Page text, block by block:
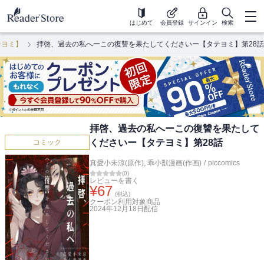
はじめて 会員登録 サインイン 検索
ミ】 拝啓、過去の私へーこの復讐を果たしてくださいー【タテヨミ】第28話
コミック
拝啓、過去の私へーこの復讐を果たして
くださいー【タテヨミ】第28話
真愛小未涼(原作), 乖小獣漫画(作画) / piccomics
(0)
レビューを書く
¥67 (税込)
クーポン利用対象商品
2024年12月18日 配信